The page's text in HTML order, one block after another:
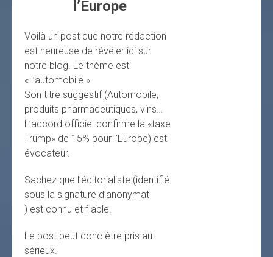
l’Europe
Voilà un post que notre rédaction
est heureuse de révéler ici sur
notre blog. Le thème est
« l’automobile ».
Son titre suggestif (Automobile,
produits pharmaceutiques, vins…
L’accord officiel confirme la «taxe
Trump» de 15% pour l’Europe) est
évocateur.
Sachez que l’éditorialiste (identifié
sous la signature d’anonymat
) est connu et fiable.
Le post peut donc être pris au
sérieux.